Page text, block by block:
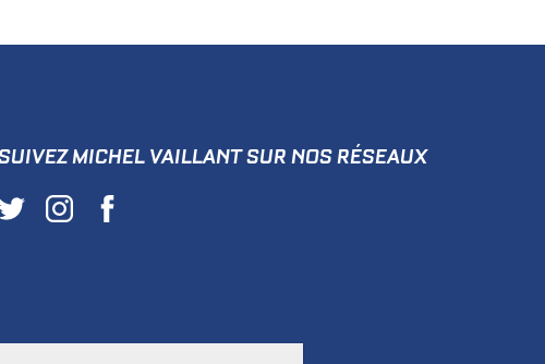
MICHEL VAILLANT SUR NOS RÉSEAUX